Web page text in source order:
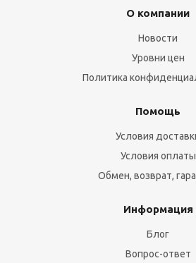
О компании
Новости
Уровни цен
Политика
Помощь
Условия
Условия оплаты
Обмен, возврат,
Информация
Блог
Вопрос-ответ